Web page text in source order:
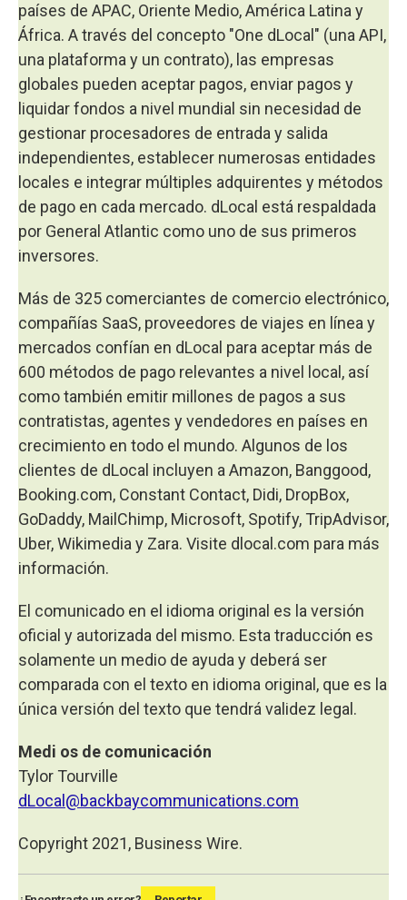
países de APAC, Oriente Medio, América Latina y
África. A través del concepto "One dLocal" (una API,
una plataforma y un contrato), las empresas
globales pueden aceptar pagos, enviar pagos y
liquidar fondos a nivel mundial sin necesidad de
gestionar procesadores de entrada y salida
independientes, establecer numerosas entidades
locales e integrar múltiples adquirentes y métodos
de pago en cada mercado. dLocal está respaldada
por General Atlantic como uno de sus primeros
inversores.
Más de 325 comerciantes de comercio electrónico,
compañías SaaS, proveedores de viajes en línea y
mercados confían en dLocal para aceptar más de
600 métodos de pago relevantes a nivel local, así
como también emitir millones de pagos a sus
contratistas, agentes y vendedores en países en
crecimiento en todo el mundo. Algunos de los
clientes de dLocal incluyen a Amazon, Banggood,
Booking.com, Constant Contact, Didi, DropBox,
GoDaddy, MailChimp, Microsoft, Spotify, TripAdvisor,
Uber, Wikimedia y Zara. Visite dlocal.com para más
información.
El comunicado en el idioma original es la versión
oficial y autorizada del mismo. Esta traducción es
solamente un medio de ayuda y deberá ser
comparada con el texto en idioma original, que es la
única versión del texto que tendrá validez legal.
Medi os de comunicación
Tylor Tourville
dLocal@backbaycommunications.com
Copyright 2021, Business Wire.